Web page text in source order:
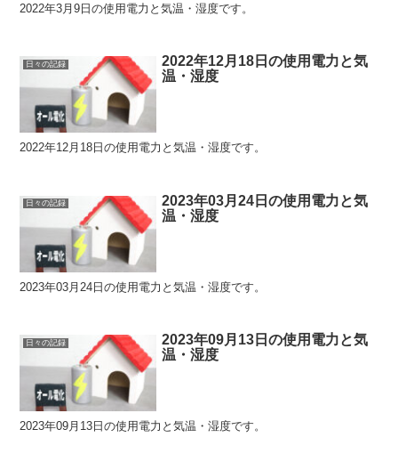
2022年3月9日の使用電力と気温・湿度です。
日々の記録
2022年12月18日の使用電力と気
温・湿度
2022年12月18日の使用電力と気温・湿度です。
日々の記録
2023年03月24日の使用電力と気
温・湿度
2023年03月24日の使用電力と気温・湿度です。
日々の記録
2023年09月13日の使用電力と気
温・湿度
2023年09月13日の使用電力と気温・湿度です。